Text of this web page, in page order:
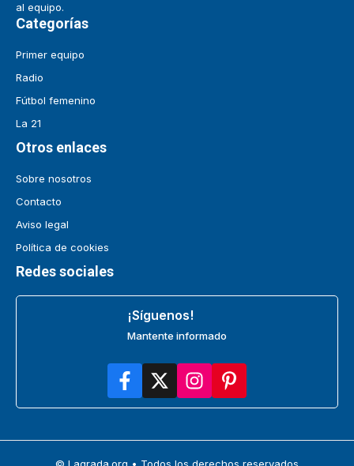
al equipo.
Categorías
Primer equipo
Radio
Fútbol femenino
La 21
Otros enlaces
Sobre nosotros
Contacto
Aviso legal
Política de cookies
Redes sociales
¡Síguenos!
Mantente informado